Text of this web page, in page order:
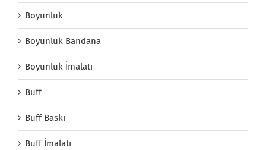
Boyunluk
Boyunluk Bandana
Boyunluk İmalatı
Buff
Buff Baskı
Buff İmalatı